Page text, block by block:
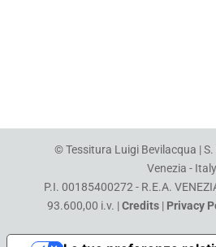
© Tessitura Luigi Bevilacqua |
Venezia - Italy
P.I. 00185400272 - R.E.A.
93.600,00 i.v. |Credits | Privacy